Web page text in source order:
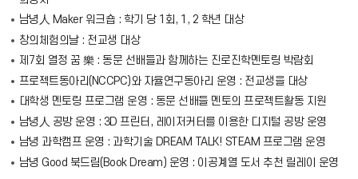
남녕人 Maker 워크숍 : 학기 당 1회, 1, 2 학년 대상
창의체험의날 : 전교생 대상
제7회 열정 꿈 樂 : 동문 선배들과 함께하는 진로진학멘토링 박람회
프로젝트동아리(NCCPC)와 자율연구동아리 운영 : 전교생을 대상
대학생 멘토링 프로그램 운영 : 동문 선배들 멘토의 프로젝트활동 지원
남녕人 공방 운영 : 3D 프린터, 레이저커터를 이용한 디지털 공방 운영
남녕 과학캠프 운영 : 과학기술 DREAM TALK! STEAM 프로그램 운영
남녕 Good 북드림(Book Dream) 운영 : 이공계열 도서 추천 릴레이 운영